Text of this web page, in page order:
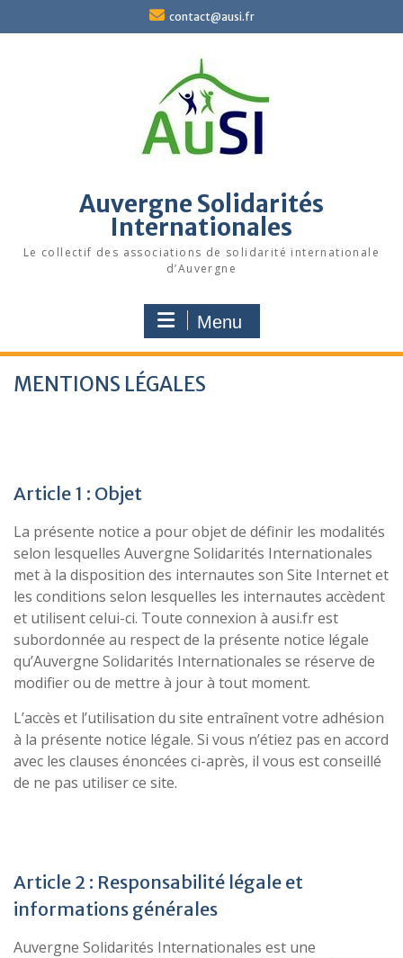
contact@ausi.fr
Auvergne Solidarités
Internationales
Le collectif des associations de solidarité internationale
d’Auvergne
Menu
MENTIONS LÉGALES
Article 1 : Objet
La présente notice a pour objet de définir les modalités
selon lesquelles Auvergne Solidarités Internationales
met à la disposition des internautes son Site Internet et
les conditions selon lesquelles les internautes accèdent
et utilisent celui-ci. Toute connexion à ausi.fr est
subordonnée au respect de la présente notice légale
qu’Auvergne Solidarités Internationales se réserve de
modifier ou de mettre à jour à tout moment.
L’accès et l’utilisation du site entraînent votre adhésion
à la présente notice légale. Si vous n’étiez pas en accord
avec les clauses énoncées ci-après, il vous est conseillé
de ne pas utiliser ce site.
Article 2 : Responsabilité légale et
informations générales
Auvergne Solidarités Internationales est une